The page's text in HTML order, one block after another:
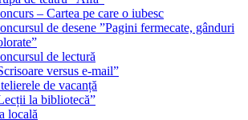
– Cartea pe care o iubesc
de desene ”Pagini fermecate, gânduri
de lectură
versus e-mail”
de vacanță
la bibliotecă”
locală